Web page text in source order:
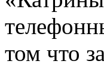
том что